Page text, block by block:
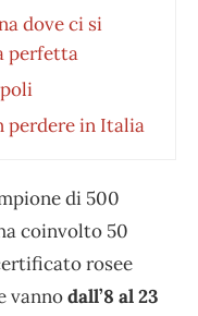
dove ci si
perfetta
perdere in Italia
di 500
coinvolto 50
rosee
vannodall’8 al 23